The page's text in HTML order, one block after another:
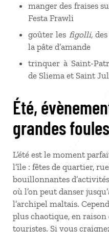
manger des fraises
Festa Frawli
goûter les figolli,des
la pâte d’amande
trinquer à Saint-
de Sliema et Saint
Été, évènements festifs et
grandes foules
L’été est le moment
l’île : fêtes de quartier,
bouillonnantes
où l’on peut danser
l’archipel maltais.
plus chaotique, en
touristes. Si vous